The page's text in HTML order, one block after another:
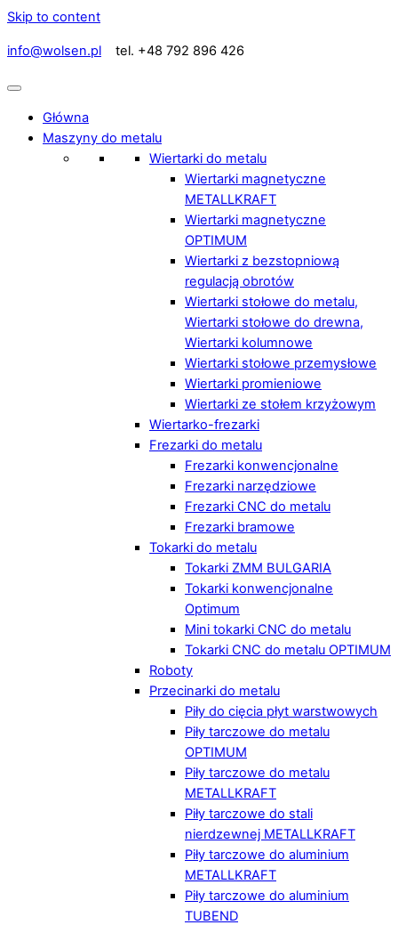
Skip to content
info@wolsen.pl tel. +48 792 896 426
Główna
Maszyny do metalu
Wiertarki do metalu
Wiertarki magnetyczne
METALLKRAFT
Wiertarki magnetyczne
OPTIMUM
Wiertarki z bezstopniową
regulacją obrotów
Wiertarki stołowe do metalu,
Wiertarki stołowe do drewna,
Wiertarki kolumnowe
Wiertarki stołowe przemysłowe
Wiertarki promieniowe
Wiertarki ze stołem krzyżowym
Wiertarko-frezarki
Frezarki do metalu
Frezarki konwencjonalne
Frezarki narzędziowe
Frezarki CNC do metalu
Frezarki bramowe
Tokarki do metalu
Tokarki ZMM BULGARIA
Tokarki konwencjonalne
Optimum
Mini tokarki CNC do metalu
Tokarki CNC do metalu OPTIMUM
Roboty
Przecinarki do metalu
Piły do cięcia płyt warstwowych
Piły tarczowe do metalu
OPTIMUM
Piły tarczowe do metalu
METALLKRAFT
Piły tarczowe do stali
nierdzewnej METALLKRAFT
Piły tarczowe do aluminium
METALLKRAFT
Piły tarczowe do aluminium
TUBEND